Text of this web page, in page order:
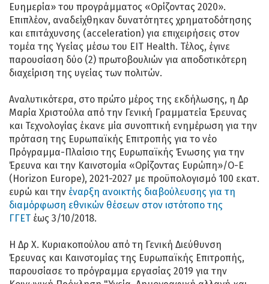
Ευημερία» του προγράμματος «Ορίζοντας 2020».
Επιπλέον, αναδείχθηκαν δυνατότητες χρηματοδότησης
και επιτάχυνσης (acceleration) για επιχειρήσεις στον
τομέα της Υγείας μέσω του ΕΙΤ Health. Τέλος, έγινε
παρουσίαση δύο (2) πρωτοβουλιών για αποδοτικότερη
διαχείριση της υγείας των πολιτών.
Αναλυτικότερα, στο πρώτο μέρος της εκδήλωσης, η Δρ
Μαρία Χριστούλα από την Γενική Γραμματεία Έρευνας
και Τεχνολογίας έκανε μία συνοπτική ενημέρωση για την
πρόταση της Ευρωπαϊκής Επιτροπής για το νέο
Πρόγραμμα-Πλαίσιο της Ευρωπαϊκής Ένωσης για την
Έρευνα και την Καινοτομία «Ορίζοντας Ευρώπη»/Ο-Ε
(Horizon Europe), 2021-2027 με προϋπολογισμό 100 εκατ.
ευρώ και την έναρξη ανοικτής διαβούλευσης για τη
διαμόρφωση εθνικών θέσεων στον ιστότοπο της
ΓΓΕΤ έως 3/10/2018.
Η Δρ Χ. Κυριακοπούλου από τη Γενική Διεύθυνση
Έρευνας και Καινοτομίας της Ευρωπαϊκής Επιτροπής,
παρουσίασε το πρόγραμμα εργασίας 2019 για την